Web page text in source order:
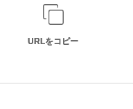
URLをコピー